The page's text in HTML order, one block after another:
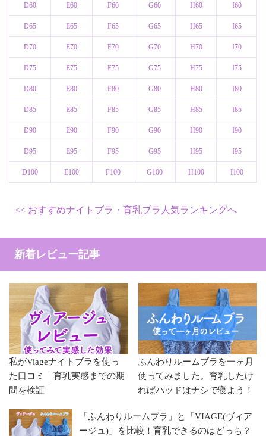
D60
D65
D70
D75
D80
D85
D90
D95
D100
E60
E65
E70
E75
E80
E85
E90
E95
E100
F60
F65
F70
F75
F80
F85
F90
F95
F100
G60
G65
G70
G75
G80
G85
G90
G95
G100
H60
H65
H70
H75
H80
H85
H90
H95
H100
I60
I65
I70
I75
I80
I85
I90
I95
I100
おすすめナイトブラ・育乳ブラ人気ランキングへ
新着レビュー記事
私がViageナイトブラを使っ
た口コミ｜育乳実感までの期
間を検証
ふんわりルームブラを一ヶ月
使ってみました。育乳したけ
ればパッドはナシで寝よう！
「ふんわりルームブラ」と「VIAGE(ヴィア
ージュ)」を比較！育乳できるのはどっち？